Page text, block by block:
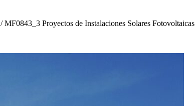
/ MF0843_3 Proyectos de Instalaciones Solares Fotovoltaicas